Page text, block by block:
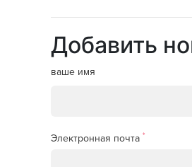
Добавить
ваше имя
Электронная почта *